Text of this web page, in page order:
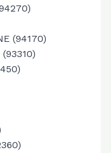
(94170)
(93310)